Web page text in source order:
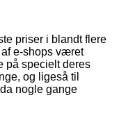
priser i blandt flere
af e-shops været
på specielt deres
og ligeså til
nogle gange